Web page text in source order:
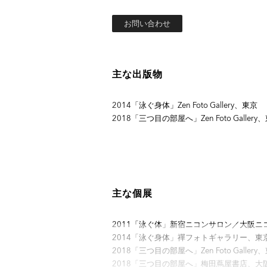
お問い合わせ
主な出版物
2014「泳ぐ身体」Zen Foto Gallery、東京
2018「三つ目の部屋へ」Zen Foto Gallery、
主な個展
2011「泳ぐ体」新宿ニコンサロン／大阪ニ
2014「泳ぐ身体」禪フォトギャラリー、東
2018「三つ目の部屋へ」Zen Foto Gallery、
2018「三つ目の部屋へ」梅田蔦屋書店、大